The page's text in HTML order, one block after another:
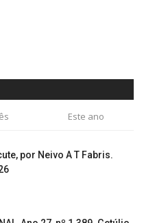
Este ano
por Neivo A T Fabris.